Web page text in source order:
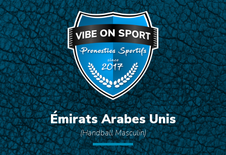
Émirats Arabes Unis
(Handball Masculin)